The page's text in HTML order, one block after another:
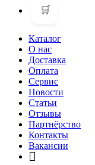
🛒
Каталог
О нас
Доставка
Оплата
Сервис
Новости
Статьи
Отзывы
Партнёрство
Контакты
Вакансии